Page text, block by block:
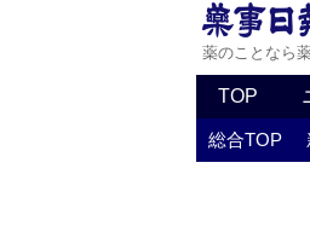
薬のことなら
TOP
総合TOP